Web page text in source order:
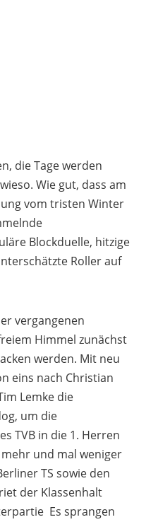
die Tage werden
Wie gut, dass am
vom tristen Winter
Blockduelle, hitzige
Roller auf
vergangenen
Himmel zunächst
werden. Mit neu
eins nach Christian
Lemke die
um die
TVB in die 1. Herren
und mal weniger
TS sowie den
der Klassenhalt
Es sprangen